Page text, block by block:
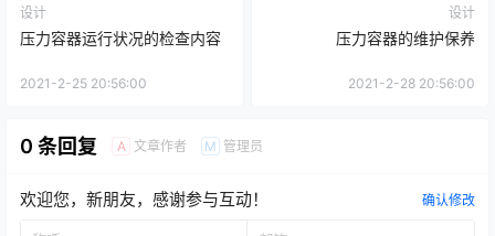
设计
压力容器运行状况的检查内容
2021-2-25 20:56:00
设计
压力容器的维护保养
2021-2-28 20:56:00
0 条回复 A 文章作者 M 管理员
欢迎您，新朋友，感谢参与互动！ 确认修改